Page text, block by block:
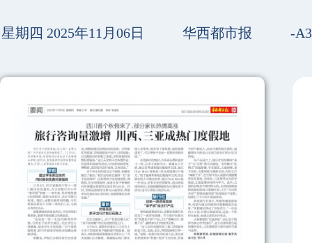
星期四 2025年11月06日 华西都市报 -